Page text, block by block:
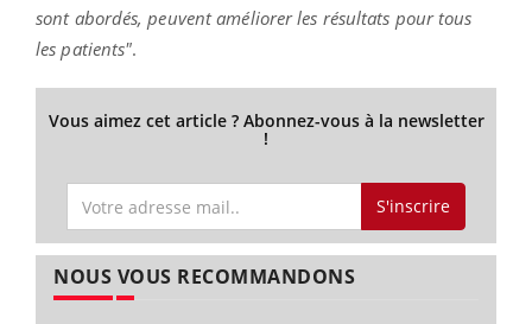
sont abordés, peuvent améliorer les résultats pour tous
les patients".
Vous aimez cet article ? Abonnez-vous à la newsletter
!
S'inscrire
NOUS VOUS RECOMMANDONS